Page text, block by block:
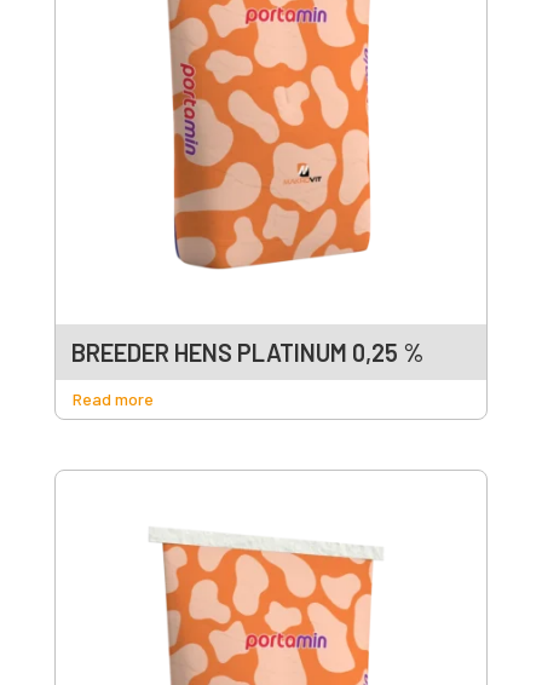
BREEDER HENS PLATINUM 0,25 %
Read more